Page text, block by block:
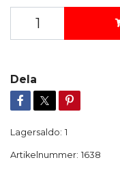
Dela
Lagersaldo: 1
Artikelnummer: 1638